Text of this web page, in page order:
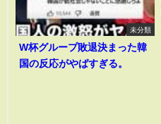
未分類
W杯グループ敗退決まった韓
国の反応がやばすぎる。